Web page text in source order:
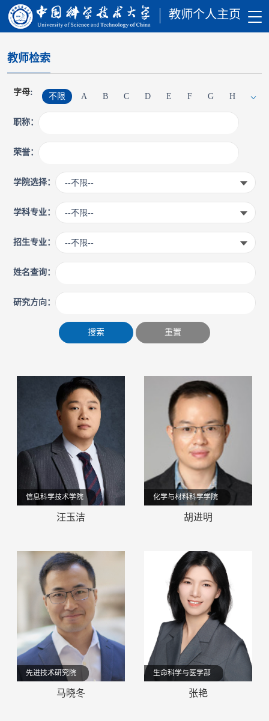
教师个人主页
教师检索
字母: 不限 A B C D E F G H
职称：
荣誉：
学院选择： --不限--
学科专业： --不限--
招生专业： --不限--
姓名查询：
研究方向：
搜索 重置
信息科学技术学院
汪玉洁
化学与材料科学学院
胡进明
先进技术研究院
马晓冬
生命科学与医学部
张艳